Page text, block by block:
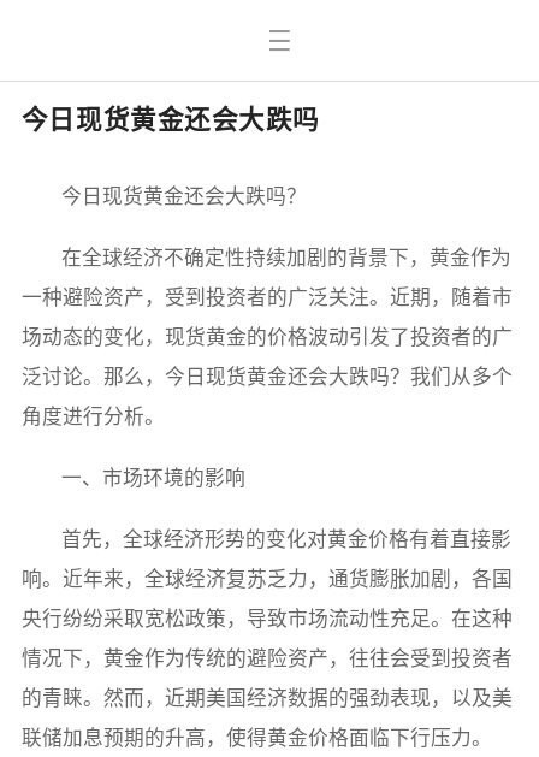
今日现货黄金还会大跌吗
今日现货黄金还会大跌吗？
在全球经济不确定性持续加剧的背景下，黄金作为
一种避险资产，受到投资者的广泛关注。近期，随着市
场动态的变化，现货黄金的价格波动引发了投资者的广
泛讨论。那么，今日现货黄金还会大跌吗？我们从多个
角度进行分析。
一、市场环境的影响
首先，全球经济形势的变化对黄金价格有着直接影
响。近年来，全球经济复苏乏力，通货膨胀加剧，各国
央行纷纷采取宽松政策，导致市场流动性充足。在这种
情况下，黄金作为传统的避险资产，往往会受到投资者
的青睐。然而，近期美国经济数据的强劲表现，以及美
联储加息预期的升高，使得黄金价格面临下行压力。